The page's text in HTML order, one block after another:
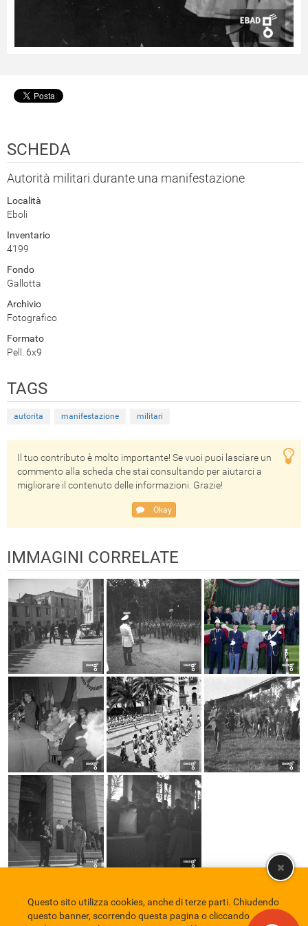
SCHEDA
Autorità militari durante una manifestazione
Località
Eboli
Inventario
4199
Fondo
Gallotta
Archivio
Fotografico
Formato
Pell. 6x9
TAGS
autorita manifestazione militari
Il tuo contributo è molto importante! Se vuoi puoi lasciare un
commento alla scheda che stai consultando per aiutarci a
migliorare il contenuto delle informazioni. Grazie!
Okay
IMMAGINI CORRELATE
Comune di Eboli Servizio Bibliotecario Nazionale
Privacy policy
Questo sito utilizza cookies, anche di terze parti. Chiudendo
questo banner, scorrendo questa pagina o cliccando